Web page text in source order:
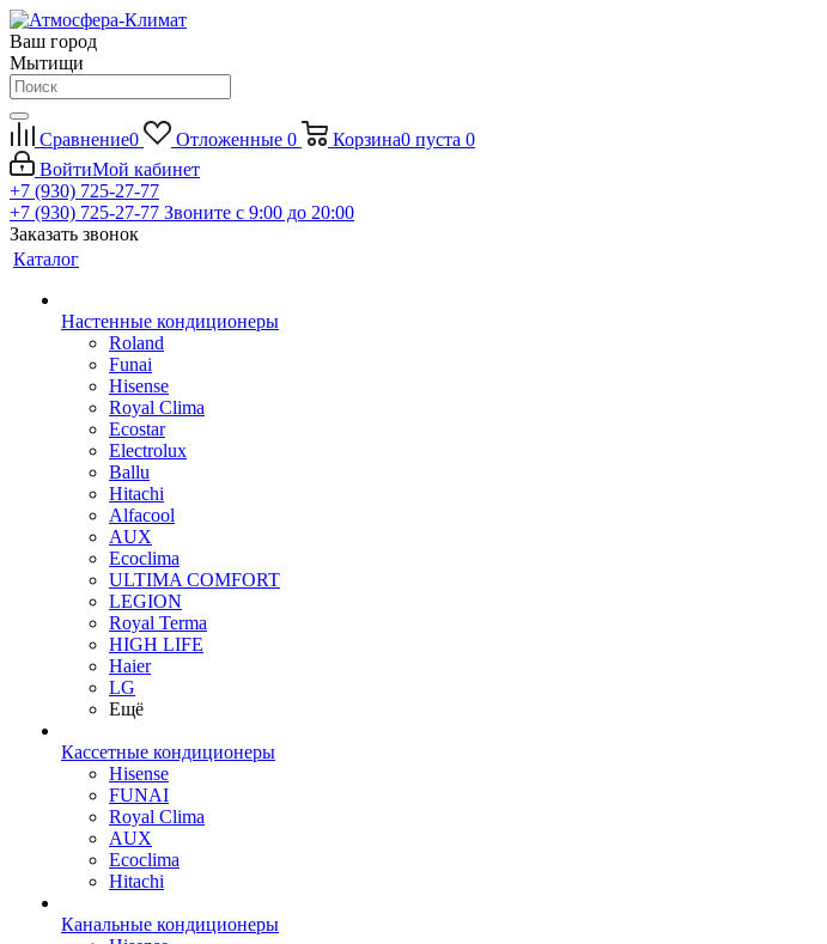
Ваш город
Мытищи
Сравнение0 Отложенные 0 Корзина0 пуста 0
ВойтиМой кабинет
+7 (930) 725-27-77
+7 (930) 725-27-77 Звоните с 9:00 до 20:00
Заказать звонок
Каталог
Настенные кондиционеры
Roland
Funai
Hisense
Royal Clima
Ecostar
Electrolux
Ballu
Hitachi
Alfacool
AUX
Ecoclima
ULTIMA COMFORT
LEGION
Royal Terma
HIGH LIFE
Haier
LG
Ещё
Кассетные кондиционеры
Hisense
FUNAI
Royal Clima
AUX
Ecoclima
Hitachi
Канальные кондиционеры